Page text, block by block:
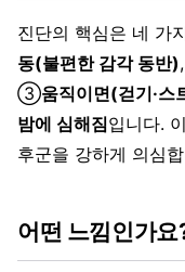
진단의 핵심은 네
동(불편한 감각 동반)
③움직이면(걷기·스
밤에 심해짐입니다.
후군을 강하게 의심
어떤 느낌인가요